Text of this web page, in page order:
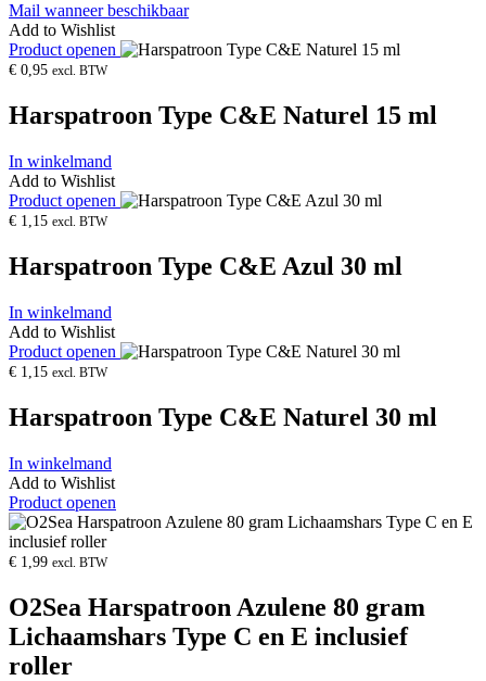
Mail wanneer beschikbaar
Add to Wishlist
Product openen
€ 0,95 excl. BTW
Harspatroon Type C&E Naturel 15 ml
In winkelmand
Add to Wishlist
Product openen
€ 1,15 excl. BTW
Harspatroon Type C&E Azul 30 ml
In winkelmand
Add to Wishlist
Product openen
€ 1,15 excl. BTW
Harspatroon Type C&E Naturel 30 ml
In winkelmand
Add to Wishlist
Product openen
€ 1,99 excl. BTW
O2Sea Harspatroon Azulene 80 gram
Lichaamshars Type C en E inclusief
roller